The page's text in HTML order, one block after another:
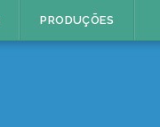
PRODUÇÕES